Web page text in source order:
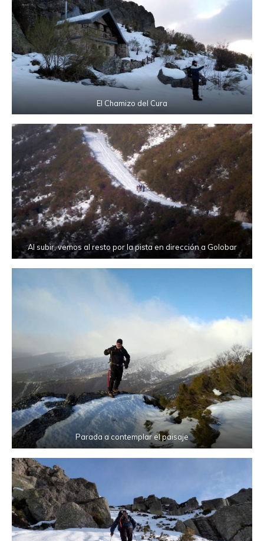
El Chamizo del Cura
Al subir, vemos al resto por la pista en dirección a Golobar
Parada a contemplar el paisaje